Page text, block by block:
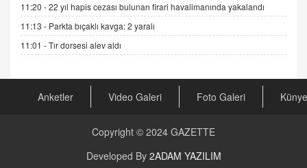
AV. RÜMEYSA ÖZKALE
Kira Uyuşmazlıklarında Dava Açmadan Önce
Arabulucuya Başvuru Şartı
CAN UĞURATEŞ
Değişen yapısıyla Suriye
16.12.2024 14:16
11:20 -22 yıl hapis cezası bulunan firari havalimanında yakalandı
11:13 - Parkta bıçaklı kavga: 2 yaralı
11:01 -Tır dorsesi alev aldı
Anketler Video Galeri Foto Galeri Künye
Copyright © 2024 GAZETTE
Developed By 2ADAM YAZILIM